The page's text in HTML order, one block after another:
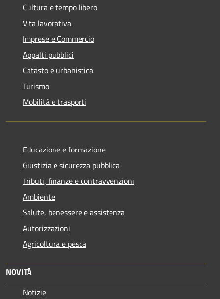
Cultura e tempo libero
Vita lavorativa
Imprese e Commercio
Appalti pubblici
Catasto e urbanistica
Turismo
Mobilità e trasporti
Educazione e formazione
Giustizia e sicurezza pubblica
Tributi, finanze e contravvenzioni
Ambiente
Salute, benessere e assistenza
Autorizzazioni
Agricoltura e pesca
NOVITÀ
Notizie